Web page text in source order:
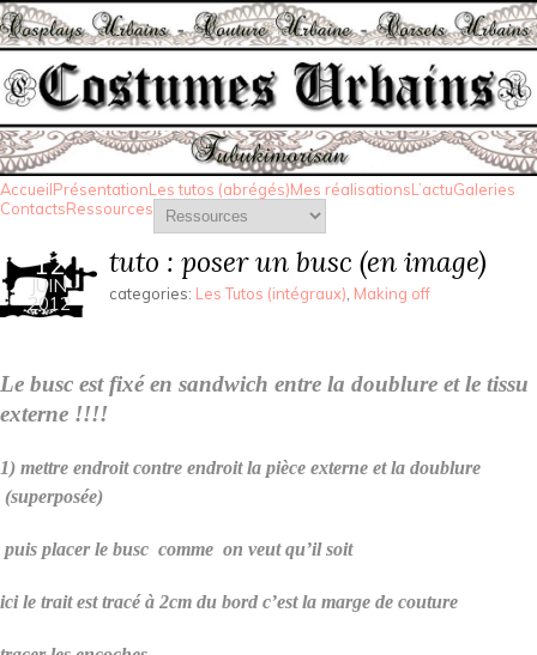
AccueilPrésentationLes tutos (abrégés)Mes réalisationsL’actuGaleries
ContactsRessources
12
JUIN
2012
tuto : poser un busc (en image)
categories: Les Tutos (intégraux) Making off
Le busc est fixé en sandwich entre la doublure et le tissu
externe !!!!
1) mettre endroit contre endroit la pièce externe et la doublure
(superposée)
puis placer le busc comme on veut qu’il soit
ici le trait est tracé à 2cm du bord c’est la marge de couture